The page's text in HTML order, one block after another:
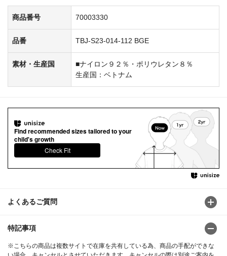
商品番号 70003330
品番 TBJ-S23-014-112 BGE
素材・生産国
■ナイロン９２％・ポリウレタン８％
生産国：ベトナム
よくあるご質問
特記事項
※こちらの商品は複数サイトで在庫を共有している為、商品の手配ができな
Find recommended sizes tailored to your
child's growth
Check Fit